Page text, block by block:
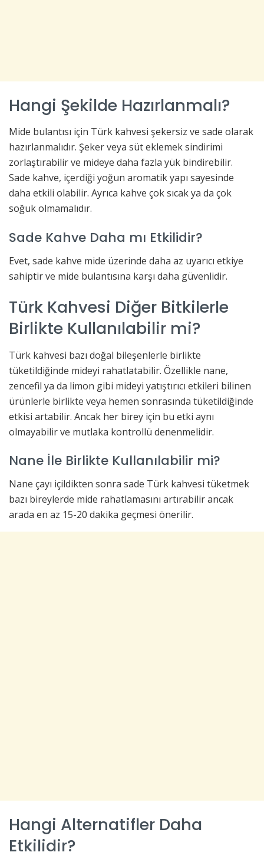
Hangi Şekilde Hazırlanmalı?
Mide bulantısı için Türk kahvesi şekersiz ve sade olarak
hazırlanmalıdır. Şeker veya süt eklemek sindirimi
zorlaştırabilir ve mideye daha fazla yük bindirebilir.
Sade kahve, içerdiği yoğun aromatik yapı sayesinde
daha etkili olabilir. Ayrıca kahve çok sıcak ya da çok
soğuk olmamalıdır.
Sade Kahve Daha mı Etkilidir?
Evet, sade kahve mide üzerinde daha az uyarıcı etkiye
sahiptir ve mide bulantısına karşı daha güvenlidir.
Türk Kahvesi Diğer Bitkilerle
Birlikte Kullanılabilir mi?
Türk kahvesi bazı doğal bileşenlerle birlikte
tüketildiğinde mideyi rahatlatabilir. Özellikle nane,
zencefil ya da limon gibi mideyi yatıştırıcı etkileri bilinen
ürünlerle birlikte veya hemen sonrasında tüketildiğinde
etkisi artabilir. Ancak her birey için bu etki aynı
olmayabilir ve mutlaka kontrollü denenmelidir.
Nane İle Birlikte Kullanılabilir mi?
Nane çayı içildikten sonra sade Türk kahvesi tüketmek
bazı bireylerde mide rahatlamasını artırabilir ancak
arada en az 15-20 dakika geçmesi önerilir.
Hangi Alternatifler Daha
Etkilidir?